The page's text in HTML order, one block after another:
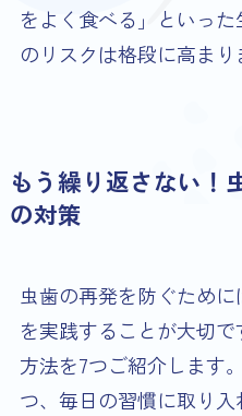
をよく食べる」といっ
のリスクは格段に高まり
もう繰り返さない！
の対策
虫歯の再発を防ぐため
を実践することが大切
方法を7つご紹介します
つ、毎日の習慣に取り入